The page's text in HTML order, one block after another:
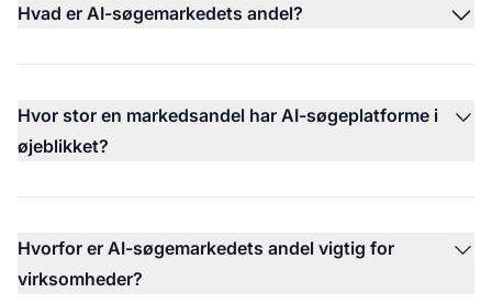
Hvad er AI-søgemarkedets andel?
Hvor stor en markedsandel har AI-søgeplatforme i
øjeblikket?
Hvorfor er AI-søgemarkedets andel vigtig for
virksomheder?